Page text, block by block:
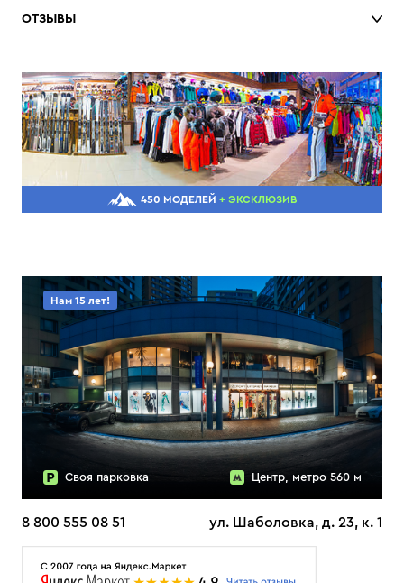
ОТЗЫВЫ
450 МОДЕЛЕЙ + ЭКСКЛЮЗИВ
Нам 15 лет!
Своя парковка Центр, метро 560 м
8 800 555 08 51 ул. Шаболовка, д. 23, к. 1